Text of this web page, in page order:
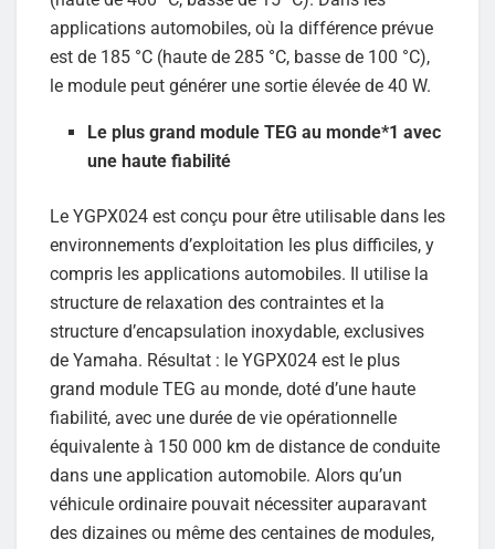
applications automobiles, où la différence prévue
est de 185 °C (haute de 285 °C, basse de 100 °C),
le module peut générer une sortie élevée de 40 W.
Le plus grand module TEG au monde*1 avec
une haute fiabilité
Le YGPX024 est conçu pour être utilisable dans les
environnements d’exploitation les plus difficiles, y
compris les applications automobiles. Il utilise la
structure de relaxation des contraintes et la
structure d’encapsulation inoxydable, exclusives
de Yamaha. Résultat : le YGPX024 est le plus
grand module TEG au monde, doté d’une haute
fiabilité, avec une durée de vie opérationnelle
équivalente à 150 000 km de distance de conduite
dans une application automobile. Alors qu’un
véhicule ordinaire pouvait nécessiter auparavant
des dizaines ou même des centaines de modules,